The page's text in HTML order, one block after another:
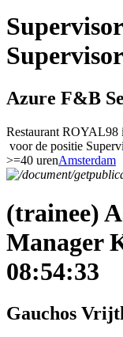
Azure F&B
Restaurant ROYAL98
voor de positie
>=40 urenAmsterdam
(trainee)
Manager
08:54:33
Gauchos